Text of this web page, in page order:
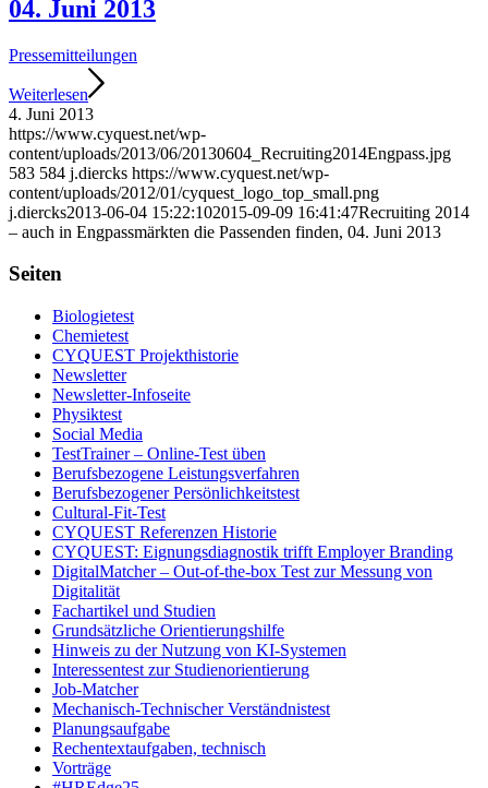
04. Juni 2013
Pressemitteilungen
Weiterlesen
4. Juni 2013
https://www.cyquest.net/wp-
content/uploads/2013/06/20130604_Recruiting2014Engpass.jpg
583 584 j.diercks https://www.cyquest.net/wp-
content/uploads/2012/01/cyquest_logo_top_small.png
j.diercks2013-06-04 15:22:102015-09-09 16:41:47Recruiting 2014
– auch in Engpassmärkten die Passenden finden, 04. Juni 2013
Seiten
Biologietest
Chemietest
CYQUEST Projekthistorie
Newsletter
Newsletter-Infoseite
Physiktest
Social Media
TestTrainer – Online-Test üben
Berufsbezogene Leistungsverfahren
Berufsbezogener Persönlichkeitstest
Cultural-Fit-Test
CYQUEST Referenzen Historie
CYQUEST: Eignungsdiagnostik trifft Employer Branding
DigitalMatcher – Out-of-the-box Test zur Messung von
Digitalität
Fachartikel und Studien
Grundsätzliche Orientierungshilfe
Hinweis zu der Nutzung von KI-Systemen
Interessentest zur Studienorientierung
Job-Matcher
Mechanisch-Technischer Verständnistest
Planungsaufgabe
Rechentextaufgaben, technisch
Vorträge